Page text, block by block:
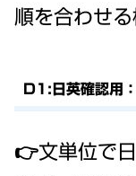
順を合わせ
D1:日英確認用
👉文単位で